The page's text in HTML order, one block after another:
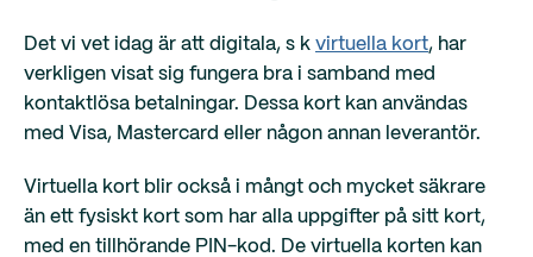
Det vi vet idag är att digitala, s k virtuella kort, har
verkligen visat sig fungera bra i samband med
kontaktlösa betalningar. Dessa kort kan användas
med Visa, Mastercard eller någon annan leverantör.
Virtuella kort blir också i mångt och mycket säkrare
än ett fysiskt kort som har alla uppgifter på sitt kort,
med en tillhörande PIN-kod. De virtuella korten kan